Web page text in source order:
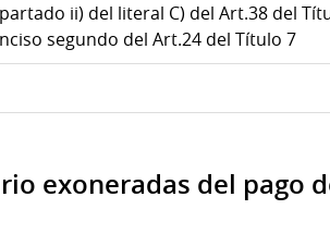
ii) del literal C) del Art.38 del
segundo del Art.24 del Título 7
exoneradas del pago